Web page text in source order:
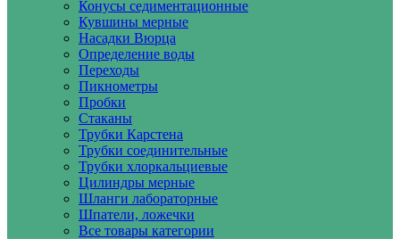
Конусы седиментационные
Кувшины мерные
Насадки Вюрца
Определение воды
Переходы
Пикнометры
Пробки
Стаканы
Трубки Карстена
Трубки соединительные
Трубки хлоркальциевые
Цилиндры мерные
Шланги лабораторные
Шпатели, ложечки
Все товары категории